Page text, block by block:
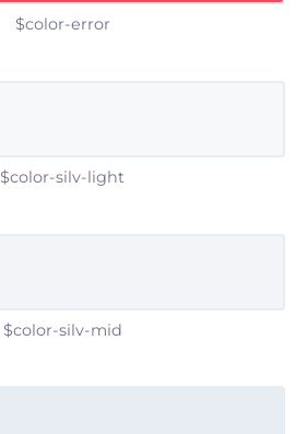
$color-error
$color-silv-light
$color-silv-mid